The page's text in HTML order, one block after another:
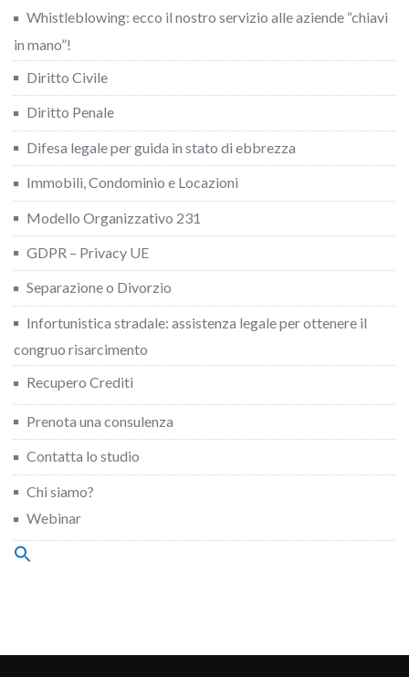
Whistleblowing: ecco il nostro servizio alle aziende “chiavi
in mano”!
Diritto Civile
Diritto Penale
Difesa legale per guida in stato di ebbrezza
Immobili, Condominio e Locazioni
Modello Organizzativo 231
GDPR – Privacy UE
Separazione o Divorzio
Infortunistica stradale: assistenza legale per ottenere il
congruo risarcimento
Recupero Crediti
Prenota una consulenza
Contatta lo studio
Chi siamo?
Webinar
Search